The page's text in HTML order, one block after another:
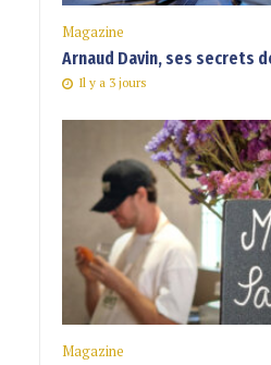
Magazine
Arnaud Davin, ses secrets
Il y a 3 jours
Magazine